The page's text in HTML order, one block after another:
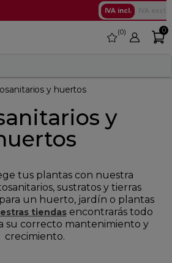
IVA incl.
favorite
0 0
y huertos
y
tus plantas con nuestra
sustratos y tierras
para un huerto, jardín o plantas
tiendasencontrarás todo
su correcto mantenimiento y
crecimiento.